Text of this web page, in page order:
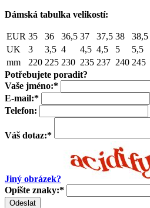
Dámská tabulka velikostí:
EUR 35 36 36,5 37 37,5 38 38,5
UK
3 3,5 4 4,5 4,5 5 5,5
mm
220 225 230 235 237 240 245
Potřebujete poradit?
Vaše jméno:*
E-mail:*
Telefon:
Váš dotaz:*
Jiný obrázek?
Opište znaky:*
Odeslat